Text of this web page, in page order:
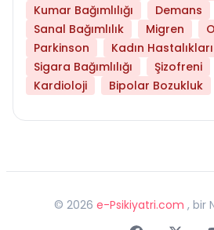
Kumar Bağımlılığı
Demans
Sanal Bağımlılık
Migren
Parkinson
Kadın Hastalıkları
Sigara Bağımlılığı
Şizofreni
Kardioloji
Bipolar Bozukluk
© 2026 e-Psikiyatri.com , bir